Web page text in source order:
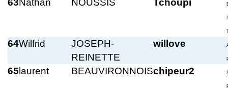
64Wilfrid
JOSEPH-
REINETTE
willove
65laurent BEAUVIRONNOISchipeur2